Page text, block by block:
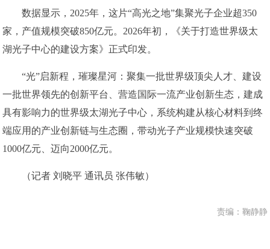
数据显示，2025年，这片“高光之地”集聚光子企业超350
家，产值规模突破850亿元。2026年初，《关于打造世界级太
湖光子中心的建设方案》正式印发。
“光”启新程，璀璨星河：聚集一批世界级顶尖人才、建设
一批世界领先的创新平台、营造国际一流产业创新生态，建成
具有影响力的世界级太湖光子中心，系统构建从核心材料到终
端应用的产业创新链与生态圈，带动光子产业规模快速突破
1000亿元、迈向2000亿元。
（记者 刘晓平 通讯员 张伟敏）
责编：鞠静静